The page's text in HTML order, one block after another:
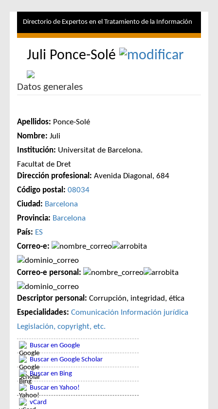
Directorio de Expertos en el Tratamiento de la Información
Juli Ponce-Solé
Datos generales
Apellidos: Ponce-Solé
Nombre: Juli
Institución: Universitat de Barcelona.
Facultat de Dret
Dirección profesional: Avenida Diagonal, 684
Código postal: 08034
Ciudad: Barcelona
Provincia: Barcelona
País: ES
Correo-e:
Correo-e personal:
Descriptor personal: Corrupción, integridad, ética
Especialidades: Comunicación Información jurídica
Legislación, copyright, etc.
Buscar en Google
Buscar en Google Scholar
Buscar en Bing
Buscar en Yahoo!
vCard